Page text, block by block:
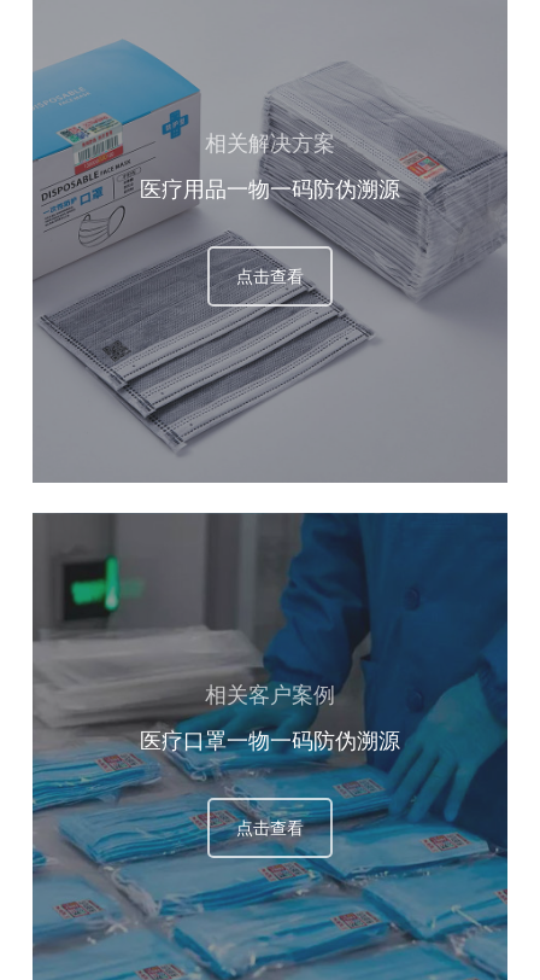
相关解决方案
医疗用品一物一码防伪溯源
点击查看
相关客户案例
医疗口罩一物一码防伪溯源
点击查看